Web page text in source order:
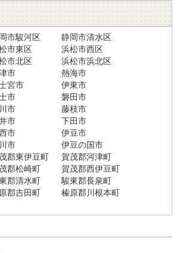
市駿河区
静岡市清水区
市東区
浜松市西区
市北区
浜松市浜北区
市
熱海市
宮市
伊東市
市
磐田市
市
藤枝市
市
下田市
市
伊豆市
市
伊豆の国市
郡東伊豆町
賀茂郡河津町
郡松崎町
賀茂郡西伊豆町
郡清水町
駿東郡長泉町
郡吉田町
榛原郡川根本町